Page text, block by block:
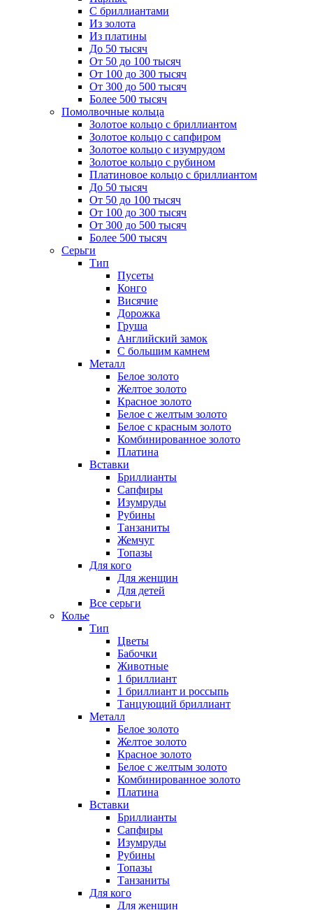
С бриллиантами
Из золота
Из платины
До 50 тысяч
От 50 до 100 тысяч
От 100 до 300 тысяч
От 300 до 500 тысяч
Более 500 тысяч
Помолвочные кольца
Золотое кольцо с бриллиантом
Золотое кольцо с сапфиром
Золотое кольцо с изумрудом
Золотое кольцо с рубином
Платиновое кольцо с бриллиантом
До 50 тысяч
От 50 до 100 тысяч
От 100 до 300 тысяч
От 300 до 500 тысяч
Более 500 тысяч
Серьги
Тип
Пусеты
Конго
Висячие
Дорожка
Груша
Английский замок
С большим камнем
Металл
Белое золото
Желтое золото
Красное золото
Белое с желтым золото
Белое с красным золото
Комбинированное золото
Платина
Вставки
Бриллианты
Сапфиры
Изумруды
Рубины
Танзаниты
Жемчуг
Топазы
Для кого
Для женщин
Для детей
Все серьги
Колье
Тип
Цветы
Бабочки
Животные
1 бриллиант
1 бриллиант и россыпь
Танцующий бриллиант
Металл
Белое золото
Желтое золото
Красное золото
Белое с желтым золото
Комбинированное золото
Платина
Вставки
Бриллианты
Сапфиры
Изумруды
Рубины
Топазы
Танзаниты
Для кого
Для женщин